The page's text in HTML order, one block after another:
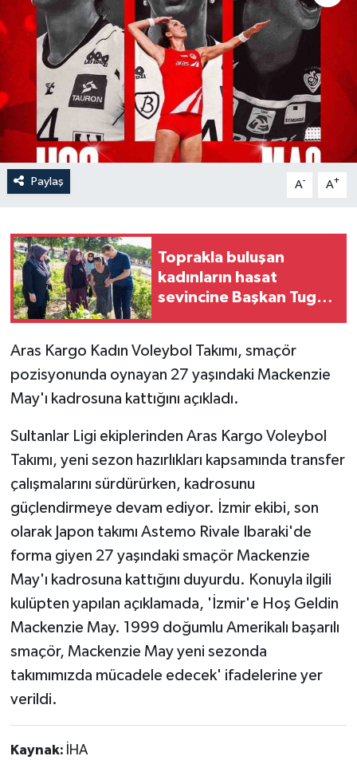
Paylaş A- A+
Toprakla buluşan
kadınların hasat
sevincine Başkan Tugay
Aras Kargo Kadın Voleybol Takımı, smaçör
pozisyonunda oynayan 27 yaşındaki Mackenzie
May'ı kadrosuna kattığını açıkladı.
Sultanlar Ligi ekiplerinden Aras Kargo Voleybol
Takımı, yeni sezon hazırlıkları kapsamında transfer
çalışmalarını sürdürürken, kadrosunu
güçlendirmeye devam ediyor. İzmir ekibi, son
olarak Japon takımı Astemo Rivale Ibaraki'de
forma giyen 27 yaşındaki smaçör Mackenzie
May'ı kadrosuna kattığını duyurdu. Konuyla ilgili
kulüpten yapılan açıklamada, 'İzmir'e Hoş Geldin
Mackenzie May. 1999 doğumlu Amerikalı başarılı
smaçör, Mackenzie May yeni sezonda
takımımızda mücadele edecek' ifadelerine yer
verildi.
Kaynak: İHA